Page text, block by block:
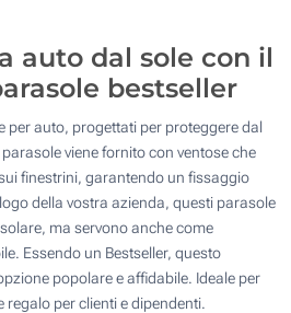
auto dal sole con il
bestseller
per auto, progettati per proteggere dal
viene fornito con ventose che
finestrini, garantendo un fissaggio
della vostra azienda, questi parasole
ma servono anche come
Essendo un Bestseller, questo
popolare e affidabile. Ideale per
per clienti e dipendenti.